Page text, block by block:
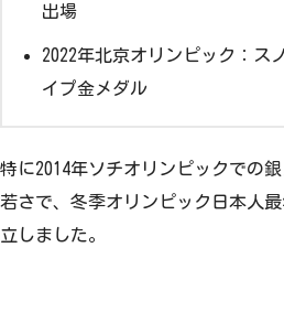
出場
2022年北京オリンピック：ス
イプ金メダル
特に2014年ソチオリンピックでの
若さで、冬季オリンピック日本人
立しました。